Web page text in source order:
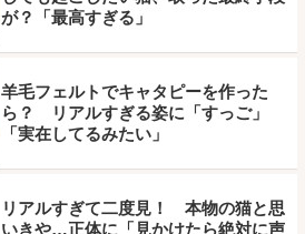
が？「最高すぎる」
羊毛フェルトでキャタピーを作った
ら？ リアルすぎる姿に「すっご」
「実在してるみたい」
リアルすぎて二度見！ 本物の猫と思
いきや…正体に「見かけたら絶対に声